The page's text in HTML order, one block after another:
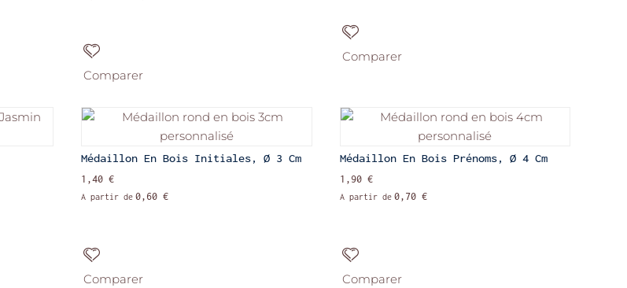
Comparer
Comparer
Médaillon En Bois Initiales, Ø 3 Cm
1,40 €
A partir de 0,60 €
Comparer
Médaillon En Bois Prénoms, Ø 4 Cm
1,90 €
A partir de 0,70 €
Comparer